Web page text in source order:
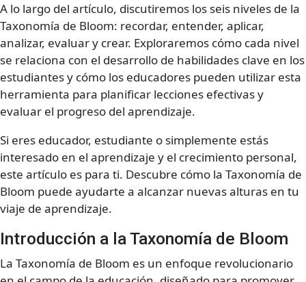
A lo largo del artículo, discutiremos los seis niveles de la
Taxonomía de Bloom: recordar, entender, aplicar,
analizar, evaluar y crear. Exploraremos cómo cada nivel
se relaciona con el desarrollo de habilidades clave en los
estudiantes y cómo los educadores pueden utilizar esta
herramienta para planificar lecciones efectivas y
evaluar el progreso del aprendizaje.
Si eres educador, estudiante o simplemente estás
interesado en el aprendizaje y el crecimiento personal,
este artículo es para ti. Descubre cómo la Taxonomía de
Bloom puede ayudarte a alcanzar nuevas alturas en tu
viaje de aprendizaje.
Introducción a la Taxonomía de Bloom
La Taxonomía de Bloom es un enfoque revolucionario